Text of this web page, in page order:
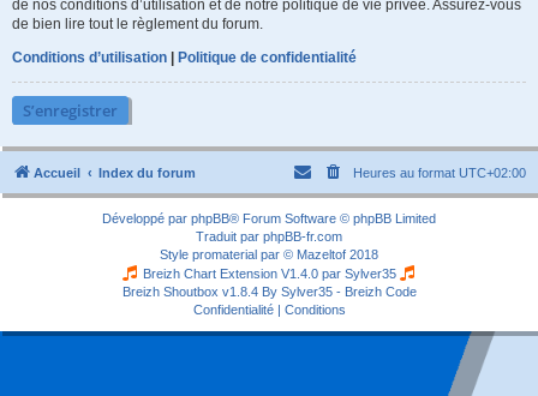
de nos conditions d’utilisation et de notre politique de vie privée. Assurez-vous
de bien lire tout le règlement du forum.
Conditions d’utilisation | Politique de confidentialité
S’enregistrer
Accueil Index du forum Heures au format UTC+02:00
Développé par phpBB® Forum Software © phpBB Limited
Traduit par phpBB-fr.com
Style promaterial par © Mazeltof 2018
Breizh Chart Extension V1.4.0 par Sylver35
Breizh Shoutbox v1.8.4 By Sylver35 - Breizh Code
Confidentialité| Conditions